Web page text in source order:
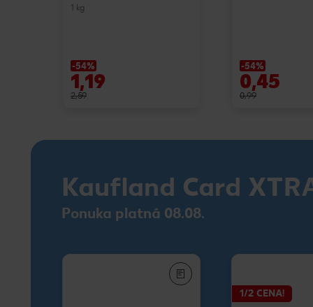
1 kg
-54%
1,19
2,59
-54%
0,45
0,99
Kaufland Card
Ponuka platná 08.08.
1/2 CENA!